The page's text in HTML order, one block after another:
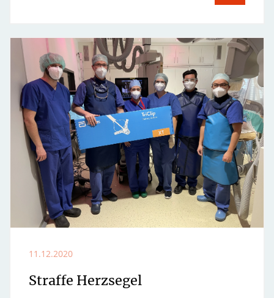
11.12.2020
Straffe Herzsegel